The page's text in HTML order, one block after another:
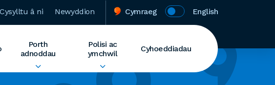
Cysylltu â ni Newyddion Cymraeg English
Porth
adnoddau
Polisi ac
ymchwil
Cyhoeddiadau